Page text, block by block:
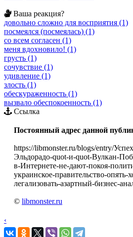
Ваша реакция?
довольно сложно для восприятия (1)
посмеялся (посмеялась) (1)
со всем согласен (1)
меня вдохновило! (1)
грусть (1)
сочувствие (1)
удивление (1)
злость (1)
обескураженность (1)
вызвало обеспокоенность (1)
Ссылка
Постоянный адрес данной
https://libmonster.ru/blogs/entry/
Эльдорадо-quot-и-quot-Вулкан-
в-Интернете-не-дают-покоя-
украинское-правительство-опять-
легализовать-азартный-бизнес-
© libmonster.ru
‹
›